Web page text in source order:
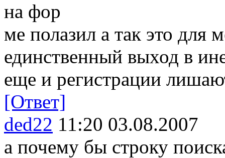
на фор
ме полазил а так это для
единственный выход в
еще и регистрации
[Ответ]
ded22 11:20 03.08.2007
а почему бы строку